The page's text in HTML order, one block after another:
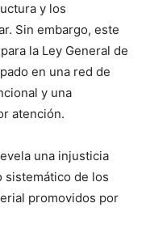
y los
Sin embargo, este
la Ley General de
en una red de
y una
atención.
una injusticia
sistemático de los
promovidos por